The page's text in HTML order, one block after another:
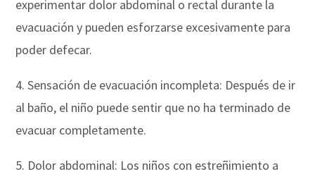
experimentar dolor abdominal o rectal durante la
evacuación y pueden esforzarse excesivamente para
poder defecar.
4. Sensación de evacuación incompleta: Después de ir
al baño, el niño puede sentir que no ha terminado de
evacuar completamente.
5. Dolor abdominal: Los niños con estreñimiento a